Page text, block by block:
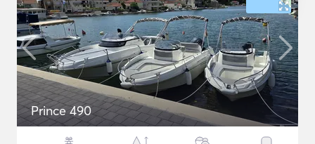
Prince 490